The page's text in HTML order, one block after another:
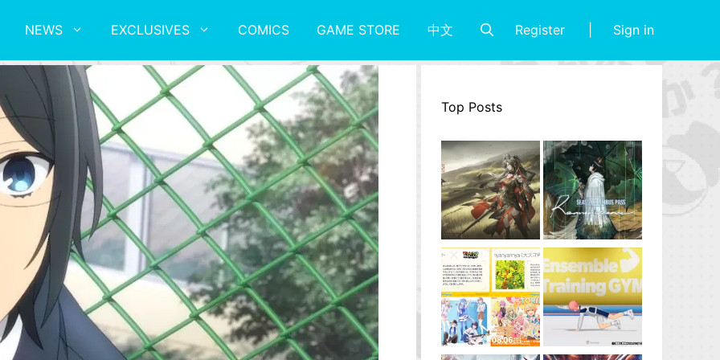
NEWS EXCLUSIVES COMICS GAME STORE 中文 Register Sign in
Top Posts